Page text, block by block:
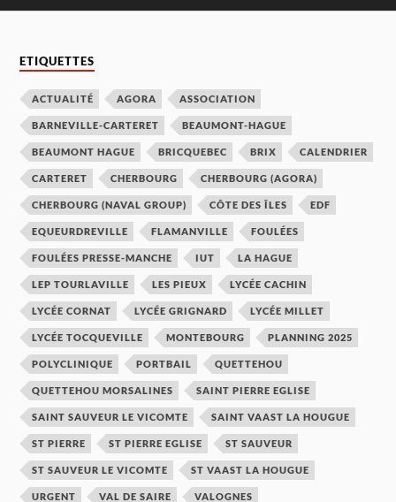
ETIQUETTES
ACTUALITÉ AGORA ASSOCIATION
BARNEVILLE-CARTERET BEAUMONT-HAGUE
BEAUMONT HAGUE BRICQUEBEC BRIX CALENDRIER
CARTERET CHERBOURG CHERBOURG (AGORA)
CHERBOURG (NAVAL GROUP) CÔTE DES ÎLES EDF
EQUEURDREVILLE FLAMANVILLE FOULÉES
FOULÉES PRESSE-MANCHE IUT LA HAGUE
LEP TOURLAVILLE LES PIEUX LYCÉE CACHIN
LYCÉE CORNAT LYCÉE GRIGNARD LYCÉE MILLET
LYCÉE TOCQUEVILLE MONTEBOURG PLANNING 2025
POLYCLINIQUE PORTBAIL QUETTEHOU
QUETTEHOU MORSALINES SAINT PIERRE EGLISE
SAINT SAUVEUR LE VICOMTE SAINT VAAST LA HOUGUE
ST PIERRE ST PIERRE EGLISE ST SAUVEUR
ST SAUVEUR LE VICOMTE ST VAAST LA HOUGUE
URGENT VAL DE SAIRE VALOGNES